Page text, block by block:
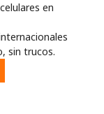
en
sin trucos.